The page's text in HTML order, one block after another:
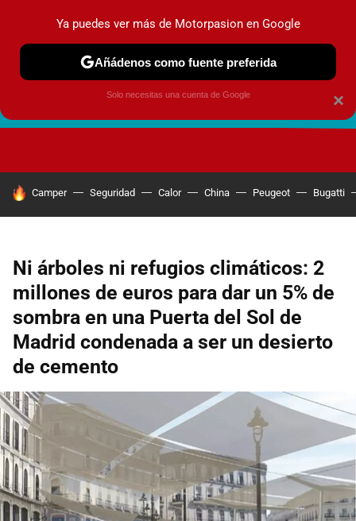
HOY SE HABLA DE
Camper Seguridad Calor China Peugeot Bugatti
Ni árboles ni refugios climáticos: 2
millones de euros para dar un 5% de
sombra en una Puerta del Sol de
Madrid condenada a ser un desierto
de cemento
×
Ya puedes ver más de Motorpasion en Google
Añádenos como fuente preferida
Solo necesitas una cuenta de Google